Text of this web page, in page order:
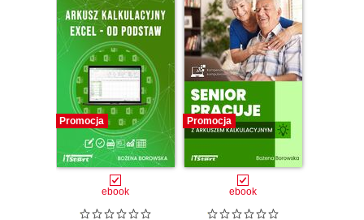
Promocja
ebook
Promocja
ebook